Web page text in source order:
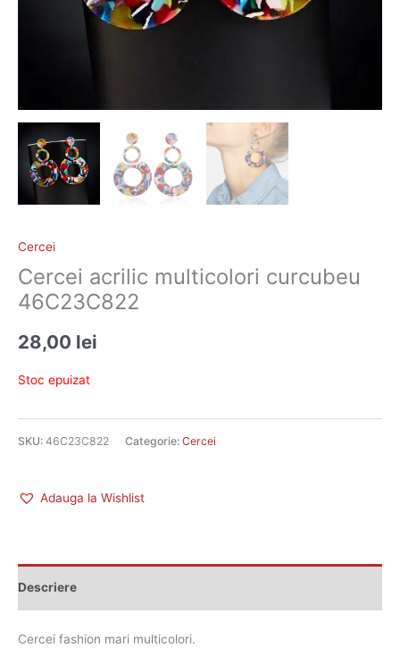
Cercei
Cercei acrilic multicolori curcubeu
46C23C822
28,00 lei
Stoc epuizat
SKU: 46C23C822 Categorie: Cercei
Adauga la Wishlist
Descriere
Cercei fashion mari multicolori.